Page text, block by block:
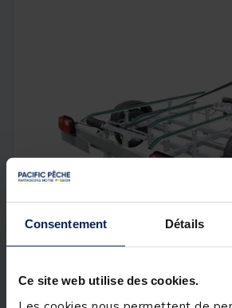
Consentement Détails
Ce site web utilise des cookies.